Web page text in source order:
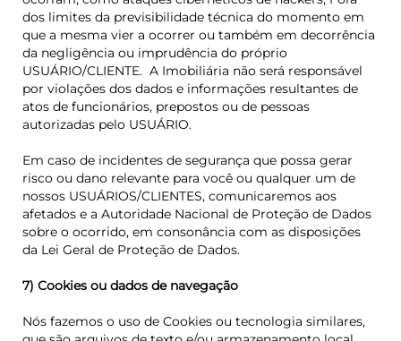
dos limites da previsibilidade técnica do momento em
que a mesma vier a ocorrer ou também em decorrência
da negligência ou imprudência do próprio
USUÁRIO/CLIENTE. A Imobiliária não será responsável
por violações dos dados e informações resultantes de
atos de funcionários, prepostos ou de pessoas
autorizadas pelo USUÁRIO.
Em caso de incidentes de segurança que possa gerar
risco ou dano relevante para você ou qualquer um de
nossos USUÁRIOS/CLIENTES, comunicaremos aos
afetados e a Autoridade Nacional de Proteção de Dados
sobre o ocorrido, em consonância com as disposições
da Lei Geral de Proteção de Dados.
7) Cookies ou dados de navegação
Nós fazemos o uso de Cookies ou tecnologia similares,